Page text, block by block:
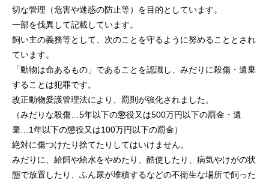
切な管理（危害や迷惑の防止等）を目的としています。
一部を伐異して記載しています。
飼い主の義務等として、次のことを守るように努めることとされ
ています。
「動物は命あるもの」であることを認識し、みだりに殺傷・遺棄
することは犯罪です。
改正動物愛護管理法により、罰則が強化されました。
（みだりな殺傷…5年以下の懲役又は500万円以下の罰金・遺
棄…1年以下の懲役又は100万円以下の罰金）
絶対に傷つけたり捨てたりしてはいけません。
みだりに、給餌や給水をやめたり、酷使したり、病気やけがの状
態で放置したり、ふん尿が堆積するなどの不衛生な場所で飼った